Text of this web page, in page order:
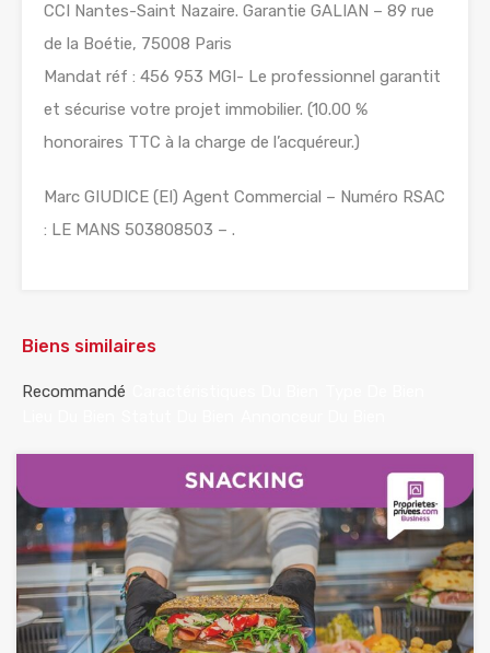
CCI Nantes-Saint Nazaire. Garantie GALIAN – 89 rue
de la Boétie, 75008 Paris
Mandat réf : 456 953 MGI- Le professionnel garantit
et sécurise votre projet immobilier. (10.00 %
honoraires TTC à la charge de l’acquéreur.)
Marc GIUDICE (EI) Agent Commercial – Numéro RSAC
: LE MANS 503808503 – .
Biens similaires
Recommandé